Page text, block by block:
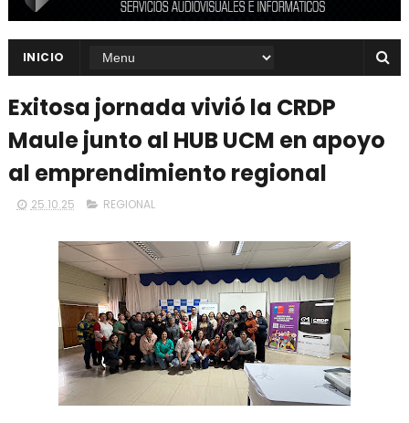
INICIO
Exitosa jornada vivió la CRDP
Maule junto al HUB UCM en apoyo
al emprendimiento regional
25.10.25 REGIONAL